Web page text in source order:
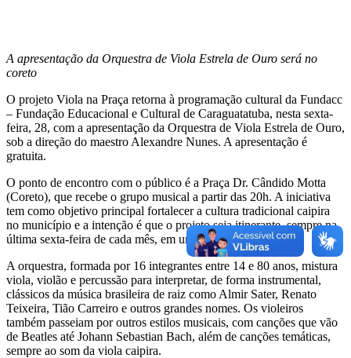
A apresentação da Orquestra de Viola Estrela de Ouro será no
coreto
O projeto Viola na Praça retorna à programação cultural da Fundacc
– Fundação Educacional e Cultural de Caraguatatuba, nesta sexta-
feira, 28, com a apresentação da Orquestra de Viola Estrela de Ouro,
sob a direção do maestro Alexandre Nunes. A apresentação é
gratuita.
O ponto de encontro com o público é a Praça Dr. Cândido Motta
(Coreto), que recebe o grupo musical a partir das 20h. A iniciativa
tem como objetivo principal fortalecer a cultura tradicional caipira
no município e a intenção é que o projeto seja itinerante, sempre na
última sexta-feira de cada mês, em uma praça da cidade.
A orquestra, formada por 16 integrantes entre 14 e 80 anos, mistura
viola, violão e percussão para interpretar, de forma instrumental,
clássicos da música brasileira de raiz como Almir Sater, Renato
Teixeira, Tião Carreiro e outros grandes nomes. Os violeiros
também passeiam por outros estilos musicais, com canções que vão
de Beatles até Johann Sebastian Bach, além de canções temáticas,
sempre ao som da viola caipira.